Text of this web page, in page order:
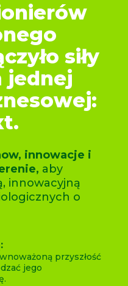
siły
jednej
innowacje i
aby
innowacyjną
o
przyszłość
jego